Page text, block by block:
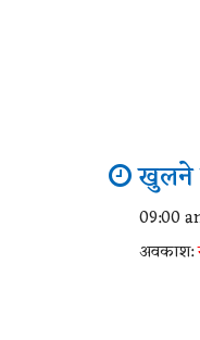
खुलने
09:00
अवकाश: